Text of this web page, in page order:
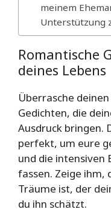
meinem
Unterstützung
Romantische
deines Lebens
Überrasche
Gedichten, die
Ausdruck bringen.
perfekt, um eure
und die intensiven
fassen. Zeige ihm,
Träume ist, der
du ihn schätzt.